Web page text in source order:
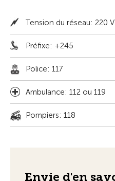
Tension du réseau: 220 V
Préfixe: +245
Police: 117
Ambulance: 112 ou 119
Pompiers: 118